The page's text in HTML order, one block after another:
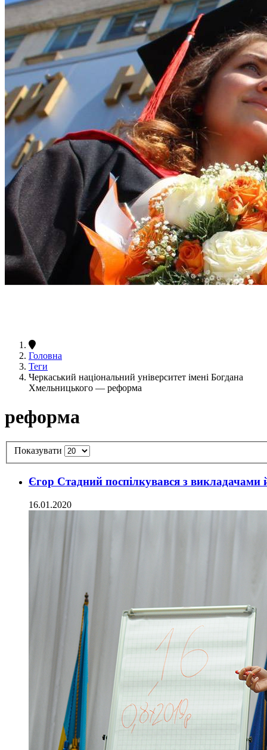
Головна
Теги
Черкаський національний університет імені Богдана
Хмельницького — реформа
реформа
Показувати
Єгор Стадний поспілкувався з викладачами
16.01.2020